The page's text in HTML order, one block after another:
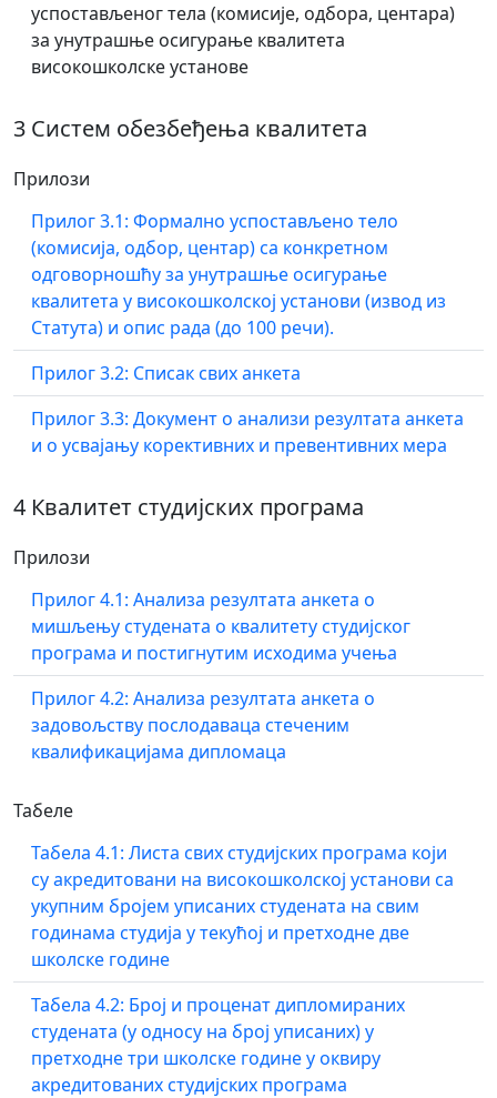
успостављеног тела (комисије, одбора, центара)
за унутрашње осигурање квалитета
високошколске установе
3 Систем обезбеђења квалитета
Прилози
Прилог 3.1: Формално успостављено тело
(комисија, одбор, центар) са конкретном
одговорношћу за унутрашње осигурање
квалитета у високошколској установи (извод из
Статута) и опис рада (до 100 речи).
Прилог 3.2: Списак свих анкета
Прилог 3.3: Документ о анализи резултата анкета
и о усвајању корективних и превентивних мера
4 Квалитет студијских програма
Прилози
Прилог 4.1: Анализа резултата анкета о
мишљењу студената о квалитету студијског
програма и постигнутим исходима учења
Прилог 4.2: Анализа резултата анкета о
задовољству послодаваца стеченим
квалификацијама дипломаца
Табеле
Табела 4.1: Листа свих студијских програма који
су акредитовани на високошколској установи са
укупним бројем уписаних студената на свим
годинама студија у текућој и претходне две
школске године
Табела 4.2: Број и проценат дипломираних
студената (у односу на број уписаних) у
претходне три школске године у оквиру
акредитованих студијских програма